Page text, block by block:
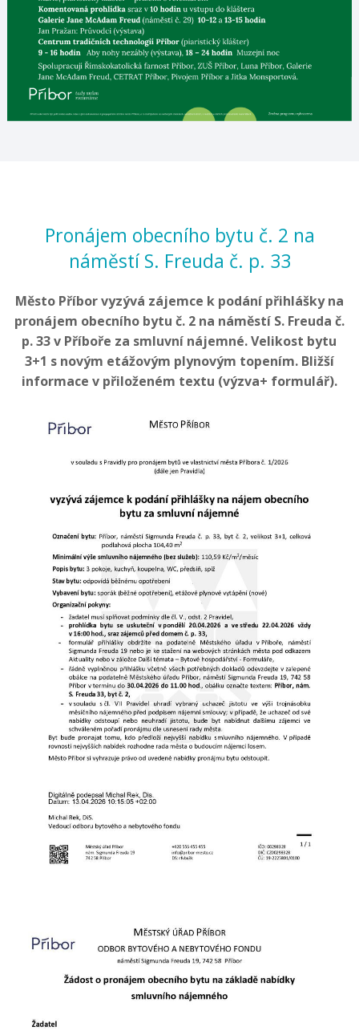
Pronájem obecního bytu č. 2 na
náměstí S. Freuda č. p. 33
Město Příbor vyzývá zájemce k podání přihlášky na
pronájem obecního bytu č. 2 na náměstí S. Freuda č.
p. 33 v Příboře za smluvní nájemné. Velikost bytu
3+1 s novým etážovým plynovým topením. Bližší
informace v přiloženém textu (výzva+ formulář).